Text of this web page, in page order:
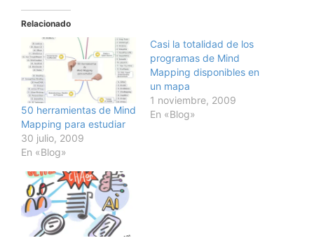
Relacionado
50 herramientas de Mind
Mapping para estudiar
30 julio, 2009
En «Blog»
Casi la totalidad de los
programas de Mind
Mapping disponibles en
un mapa
1 noviembre, 2009
En «Blog»